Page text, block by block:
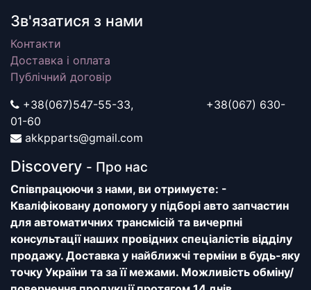
Зв'язатися з нами
Контакти
Доставка і оплата
Публічний договір
+38(067)547-55-33, +38(067) 630-
01-60
akkpparts@gmail.com
Discovery - Про нас
Співпрацюючи з нами, ви отримуєте: -
Кваліфіковану допомогу у підборі авто запчастин
для автоматичних трансмісій та вичерпні
консультації наших провідних спеціалістів відділу
продажу. Доставка у найближчі терміни в будь-яку
точку України та за її межами. Можливість обміну/